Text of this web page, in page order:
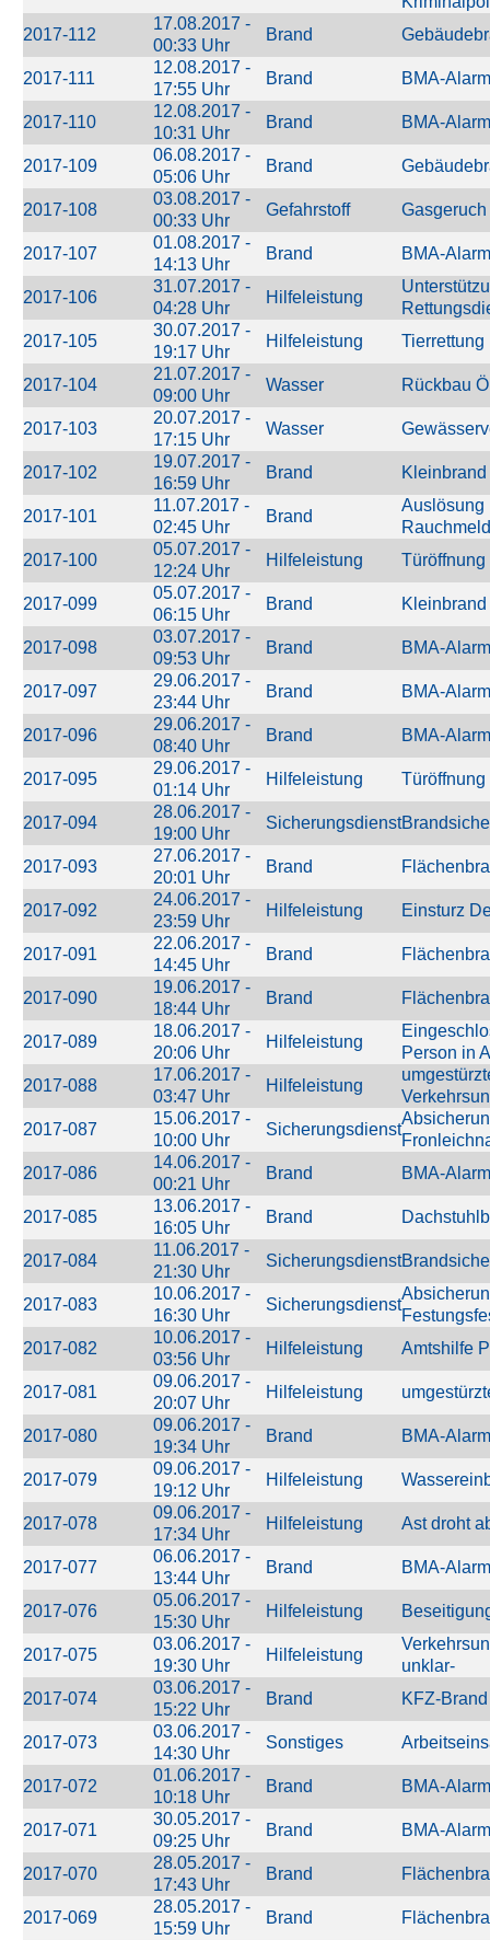
2017-112
17.08.2017 -
00:33 Uhr
Brand
2017-111
12.08.2017 -
17:55 Uhr
Brand BMA-
2017-110
12.08.2017 -
10:31 Uhr
Brand BMA-
2017-109
06.08.2017 -
05:06 Uhr
Brand
2017-108
03.08.2017 -
00:33 Uhr
Gefahrstoff Gasgeruch
2017-107
01.08.2017 -
14:13 Uhr
Brand BMA-
2017-106
31.07.2017 -
04:28 Uhr
Hilfeleistung
2017-105
30.07.2017 -
19:17 Uhr
Hilfeleistung Tierrettung
2017-104
21.07.2017 -
09:00 Uhr
Wasser Rückbau
2017-103
20.07.2017 -
17:15 Uhr
Wasser
2017-102
19.07.2017 -
16:59 Uhr
Brand Kleinbrand
2017-101
11.07.2017 -
02:45 Uhr
Brand
Auslösung
2017-100
05.07.2017 -
12:24 Uhr
Hilfeleistung Türöffnung
2017-099
05.07.2017 -
06:15 Uhr
Brand Kleinbrand
2017-098
03.07.2017 -
09:53 Uhr
Brand BMA-
2017-097
29.06.2017 -
23:44 Uhr
Brand BMA-
2017-096
29.06.2017 -
08:40 Uhr
Brand BMA-
2017-095
29.06.2017 -
01:14 Uhr
Hilfeleistung Türöffnung
2017-094
28.06.2017 -
19:00 Uhr
Sicherungsdienst
2017-093
27.06.2017 -
20:01 Uhr
Brand
2017-092
24.06.2017 -
23:59 Uhr
Hilfeleistung Einsturz
2017-091
22.06.2017 -
14:45 Uhr
Brand
2017-090
19.06.2017 -
18:44 Uhr
Brand
2017-089
18.06.2017 -
20:06 Uhr
Hilfeleistung
Person in
2017-088
17.06.2017 -
03:47 Uhr
Hilfeleistung
2017-087
15.06.2017 -
10:00 Uhr
Sicherungsdienst
2017-086
14.06.2017 -
00:21 Uhr
Brand BMA-
2017-085
13.06.2017 -
16:05 Uhr
Brand
2017-084
11.06.2017 -
21:30 Uhr
Sicherungsdienst
2017-083
10.06.2017 -
16:30 Uhr
Sicherungsdienst
2017-082
10.06.2017 -
03:56 Uhr
Hilfeleistung Amtshilfe
2017-081
09.06.2017 -
20:07 Uhr
Hilfeleistung
2017-080
09.06.2017 -
19:34 Uhr
Brand BMA-
2017-079
09.06.2017 -
19:12 Uhr
Hilfeleistung
2017-078
09.06.2017 -
17:34 Uhr
Hilfeleistung Ast droht
2017-077
06.06.2017 -
13:44 Uhr
Brand BMA-
2017-076
05.06.2017 -
15:30 Uhr
Hilfeleistung
2017-075
03.06.2017 -
19:30 Uhr
Hilfeleistung
unklar-
2017-074
03.06.2017 -
15:22 Uhr
Brand KFZ-
2017-073
03.06.2017 -
14:30 Uhr
Sonstiges
2017-072
01.06.2017 -
10:18 Uhr
Brand BMA-
2017-071
30.05.2017 -
09:25 Uhr
Brand BMA-
2017-070
28.05.2017 -
17:43 Uhr
Brand
2017-069
28.05.2017 -
15:59 Uhr
Brand